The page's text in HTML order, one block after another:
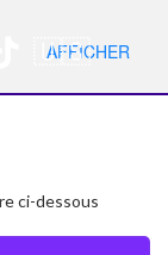
🇺🇸 Nav
ci-dessous
AFFICHER